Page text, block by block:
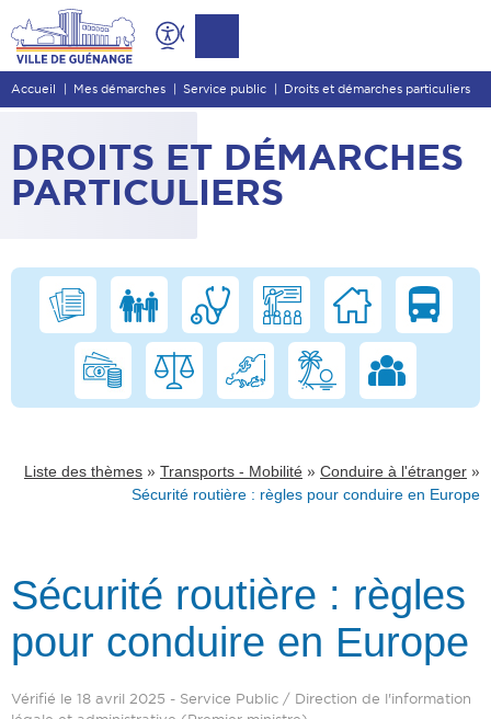
Contenu
Entête de page
Menu principal
Pied de page
Accueil Mes démarches Service public Droits et démarches particuliers
DROITS ET DÉMARCHES
PARTICULIERS
Liste des thèmes » Transports - Mobilité » Conduire à l'étranger »
Sécurité routière : règles pour conduire en Europe
Sécurité routière : règles
pour conduire en Europe
Vérifié le 18 avril 2025 - Service Public / Direction de l'information